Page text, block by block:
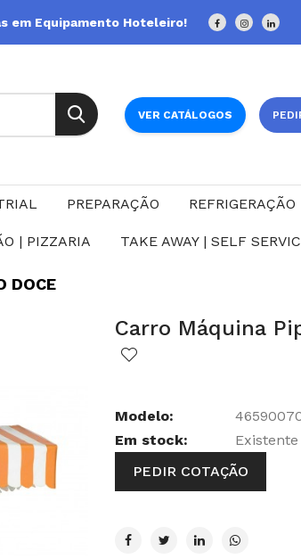
em Equipamento Hoteleiro!
VER CATÁLOGOS
PREPARAÇÃO REFRIGERAÇÃO
| PIZZARIA TAKE AWAY | SELF
DOCE
Carro Máquina
Modelo:
Em stock:
Existente
PEDIR COTAÇÃO